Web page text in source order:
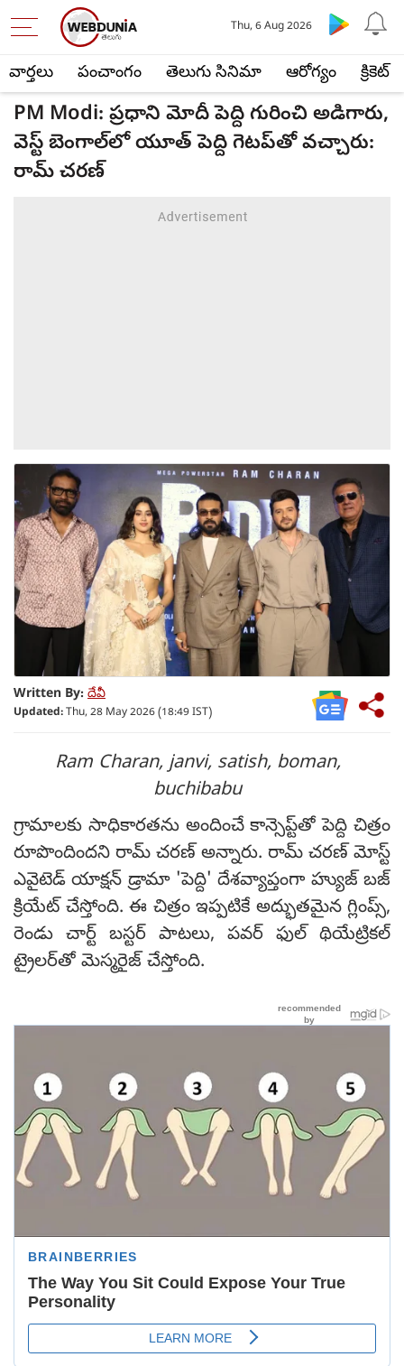
వార్తలు పంచాంగం తెలుగు సినిమా ఆరోగ్యం క్రికెట్
Thu, 6 Aug 2026
PM Modi: ప్రధాని మోదీ పెద్ది గురించి అడిగారు,
వెస్ట్ బెంగాల్‌లో యూత్ పెద్ది గెటప్‌తో వచ్చారు:
రామ్ చరణ్
Written By: దేవీ
Updated:Thu, 28 May 2026 (18:49 IST)
Ram Charan, janvi, satish, boman,
buchibabu
గ్రామాలకు సాధికారతను అందించే కాన్సెప్ట్‌తో పెద్ది చిత్రం
రూపొందిందని రామ్ చరణ్ అన్నారు. రామ్ చరణ్ మోస్ట్
ఎవైటెడ్ యాక్షన్ డ్రామా 'పెద్ది' దేశవ్యాప్తంగా హ్యుజ్ బజ్
క్రియేట్ చేస్తోంది. ఈ చిత్రం ఇప్పటికే అద్భుతమైన గ్లింప్స్,
రెండు చార్ట్ బస్టర్ పాటలు, పవర్ ఫుల్ థియేట్రికల్
ట్రైలర్‌తో మెస్మరైజ్ చేస్తోంది.